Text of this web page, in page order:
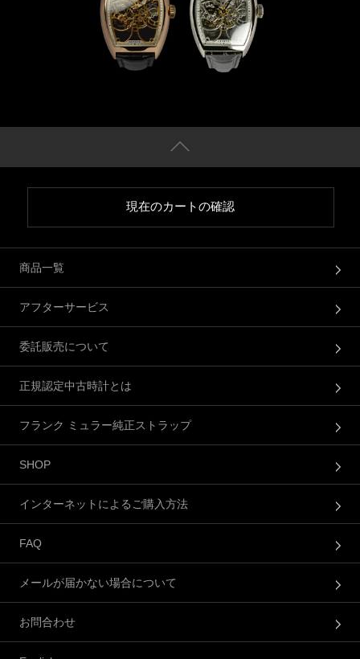
現在のカートの確認
商品一覧
アフターサービス
委託販売について
正規認定中古時計とは
フランク ミュラー純正ストラップ
SHOP
インターネットによるご購入方法
FAQ
メールが届かない場合について
お問合わせ